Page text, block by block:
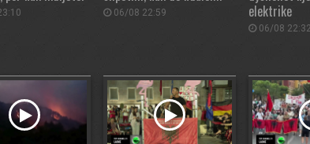
06/08 22:59
elektrike
06/08 22:32